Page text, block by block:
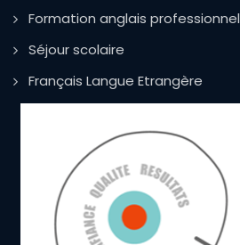
Formation anglais professionnel
Séjour scolaire
Français Langue Etrangère